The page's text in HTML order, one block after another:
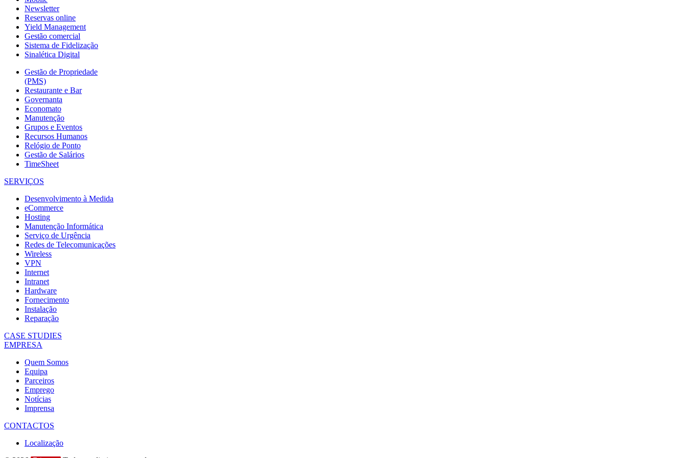
Newsletter
Reservas online
Yield Management
Gestão comercial
Sistema de Fidelização
Sinalética Digital
Gestão de Propriedade
(PMS)
Restaurante e Bar
Governanta
Economato
Manutenção
Grupos e Eventos
Recursos Humanos
Relógio de Ponto
Gestão de Salários
TimeSheet
SERVIÇOS
Desenvolvimento à Medida
eCommerce
Hosting
Manutenção Informática
Serviço de Urgência
Redes de Telecomunicações
Wireless
VPN
Internet
Intranet
Hardware
Fornecimento
Instalação
Reparação
CASE STUDIES
EMPRESA
Quem Somos
Equipa
Parceiros
Emprego
Notícias
Imprensa
CONTACTOS
Localização